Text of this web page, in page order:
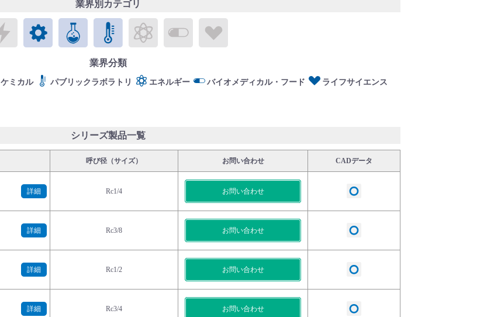
業界別カテゴリ
エレクトロニクス
メカトロニクス
ケミカル パブリックラボラトリバイオメディカル・フード
業界分類
ケミカル パブリックラボラトリ エネルギー バイオメディカル・フード ライフサイエンス
シリーズ製品一覧
呼び径（サイズ） お問い合わせ CADデータ
詳細 Rc1/4 お問い合わせ
詳細 Rc3/8 お問い合わせ
詳細 Rc1/2 お問い合わせ
詳細 Rc3/4 お問い合わせ